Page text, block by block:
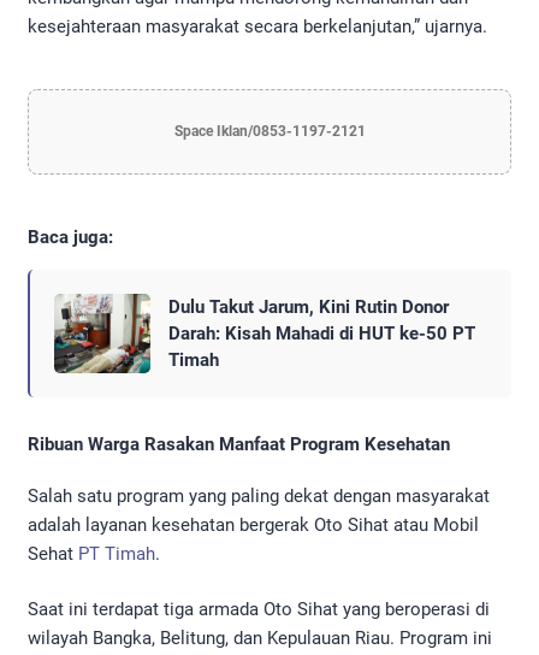
kesejahteraan masyarakat secara berkelanjutan,” ujarnya.
Space Iklan/0853-1197-2121
Baca juga:
Dulu Takut Jarum, Kini Rutin Donor
Darah: Kisah Mahadi di HUT ke-50 PT
Timah
Ribuan Warga Rasakan Manfaat Program Kesehatan
Salah satu program yang paling dekat dengan masyarakat
adalah layanan kesehatan bergerak Oto Sihat atau Mobil
Sehat PT Timah.
Saat ini terdapat tiga armada Oto Sihat yang beroperasi di
wilayah Bangka, Belitung, dan Kepulauan Riau. Program ini